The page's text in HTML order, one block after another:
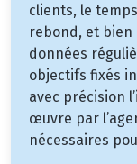
clients, le
rebond, et bien
données
objectifs fixés
avec précision
œuvre par
nécessaires